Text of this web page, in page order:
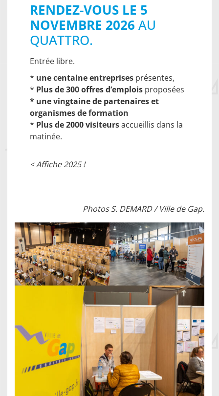
RENDEZ-VOUS LE 5
NOVEMBRE 2026 AU
QUATTRO.
Entrée libre.
* une centaine entreprises présentes,
* Plus de300 offres d’emplois proposées
* une vingtaine de partenaires et
organismes de formation
* Plus de 2000 visiteursaccueillis dans la
matinée.
< Affiche 2025 !
Photos S. DEMARD / Ville de Gap.